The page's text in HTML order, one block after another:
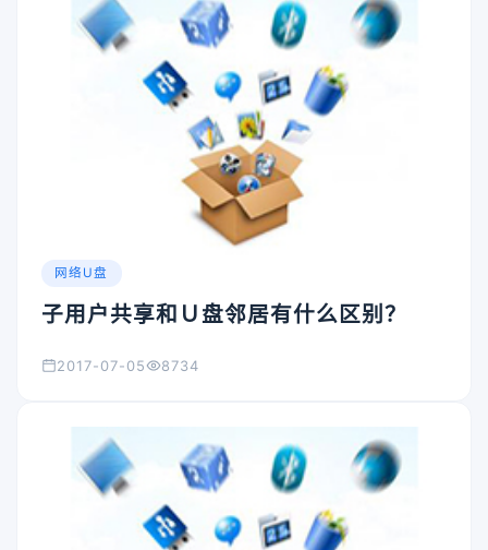
网络U盘
子用户共享和Ｕ盘邻居有什么区别？
2017-07-05 8734